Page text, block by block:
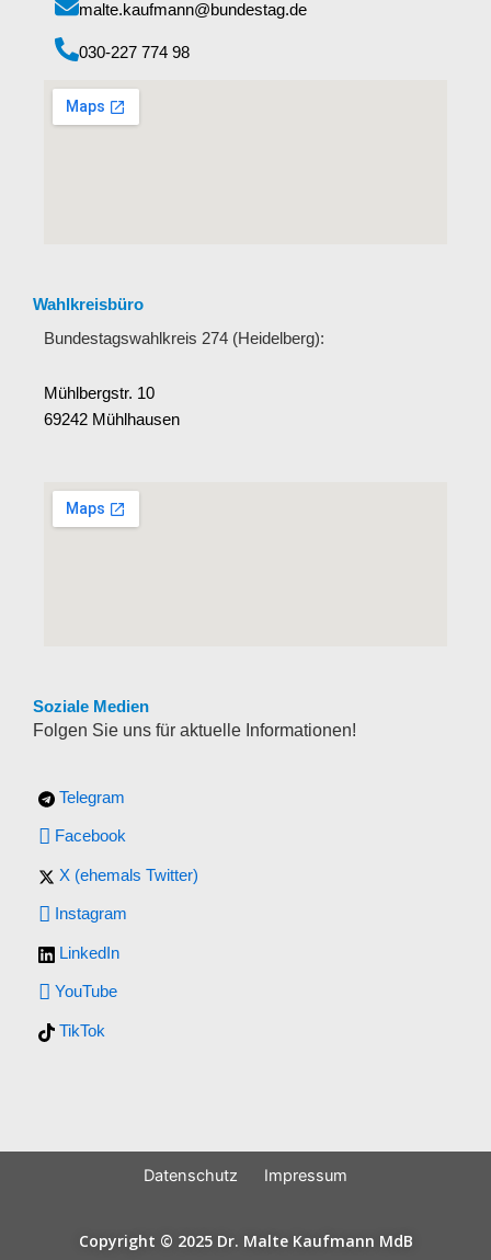
malte.kaufmann@bundestag.de
‭030-227 774 98‬
Wahlkreisbüro
Bundestagswahlkreis 274 (Heidelberg):
Mühlbergstr. 10
69242 Mühlhausen
Soziale Medien
Folgen Sie uns für aktuelle Informationen!
Telegram
Facebook
X (ehemals Twitter)
Instagram
LinkedIn
YouTube
TikTok
Datenschutz Impressum
Copyright © 2025 Dr. Malte Kaufmann MdB